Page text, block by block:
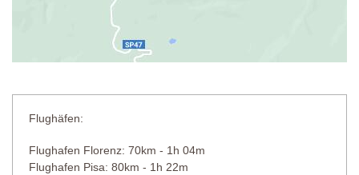
Flughäfen:
Flughafen Florenz: 70km - 1h 04m
Flughafen Pisa: 80km - 1h 22m